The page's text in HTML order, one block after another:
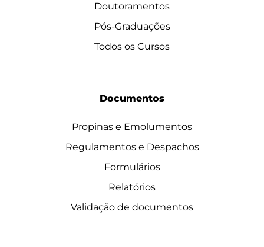
Doutoramentos
Pós-Graduações
Todos os Cursos
Documentos
Propinas e Emolumentos
Regulamentos e Despachos
Formulários
Relatórios
Validação de documentos